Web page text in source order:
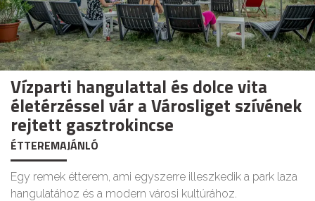
Vízparti hangulattal és dolce vita
életérzéssel vár a Városliget szívének
rejtett gasztrokincse
ÉTTEREMAJÁNLÓ
Egy remek étterem, ami egyszerre illeszkedik a park laza
hangulatához és a modern városi kultúrához.